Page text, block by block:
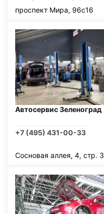
проспект Мира, 96с16
Автосервис Зеленоград
+7 (495) 431-00-33
Сосновая аллея, 4, стр. 3